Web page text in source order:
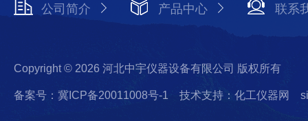
公司简介 产品中心 联系
Copyright © 2026 河北中宇仪器设备有限公司 版权所有
备案号：冀ICP备20011008号-1 技术支持：化工仪器网